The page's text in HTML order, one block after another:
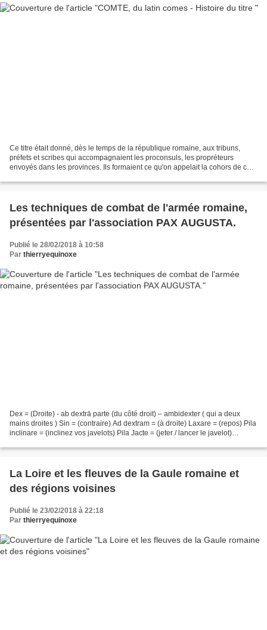
Ce titre était donné, dès le temps de la république romaine, aux tribuns,
préfets et scribes qui accompagnaient les proconsuls, les propréteurs
envoyés dans les provinces. Ils formaient ce qu'on appelait la cohors de ces
Les techniques de combat de l'armée romaine,
présentées par l'association PAX AUGUSTA.
Publié le 28/02/2018 à 10:58
Par thierryequinoxe
Dex = (Droite) - ab dextrā parte (du côté droit) – ambidexter ( qui a deux
mains droites ) Sin = (contraire) Ad dextram = (à droite) Laxare = (repos) Pila
inclinare = (inclinez vos javelots) Pila Jacte = (jeter / lancer le javelot)
La Loire et les fleuves de la Gaule romaine et
des régions voisines
Publié le 23/02/2018 à 22:18
Par thierryequinoxe